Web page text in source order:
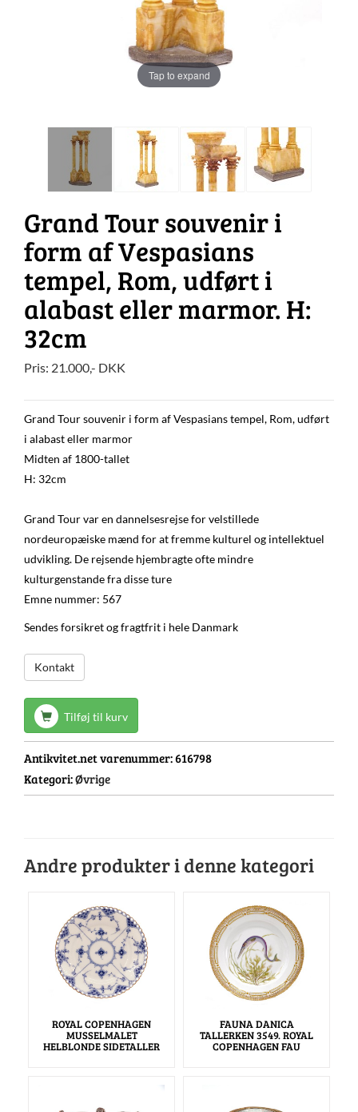
Tap to expand
Grand Tour souvenir i
form af Vespasians
tempel, Rom, udført i
alabast eller marmor. H:
32cm
Pris: 21.000,- DKK
Grand Tour souvenir i form af Vespasians tempel, Rom, udført
i alabast eller marmor
Midten af 1800-tallet
H: 32cm
Grand Tour var en dannelsesrejse for velstillede
nordeuropæiske mænd for at fremme kulturel og intellektuel
udvikling. De rejsende hjembragte ofte mindre
kulturgenstande fra disse ture
Emne nummer: 567
Sendes forsikret og fragtfrit i hele Danmark
Kontakt
Tilføj til kurv
Antikvitet.net varenummer:616798
Kategori:Øvrige
Andre produkter i denne kategori
ROYAL COPENHAGEN
MUSSELMALET
HELBLONDE SIDETALLER
FAUNA DANICA
TALLERKEN 3549. ROYAL
COPENHAGEN FAU